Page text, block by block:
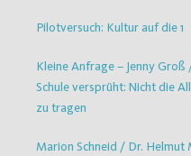
Pilotversuch: Kultur auf die 1
Kleine Anfrage – Jenny
Schule versprüht: Nicht die
zu tragen
Marion Schneid / Dr.